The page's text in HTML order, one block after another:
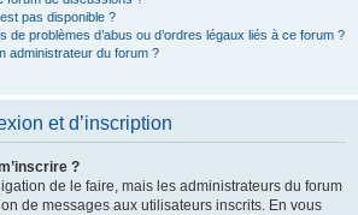
pas disponible ?
de problèmes d’abus ou d’ordres légaux liés à ce forum ?
administrateur du forum ?
et d’inscription
?
de le faire, mais les administrateurs du forum
de messages aux utilisateurs inscrits. En vous